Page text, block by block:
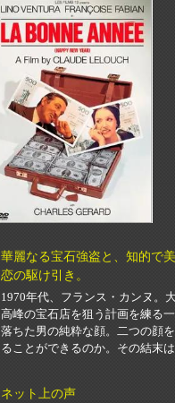
華麗なる宝石強盗と、知的で
恋の駆け引き。
1970年代、フランス・カンヌ。
高峰の宝石店を狙う計画を練る
落ちた男の純粋な顔。二つの顔
ることができるのか。その結末
ネット上の声